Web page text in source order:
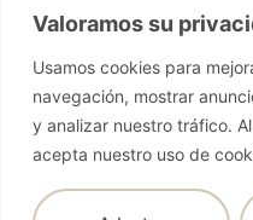
Valoramos su
Usamos cookies para
navegación, mostrar
y analizar nuestro tráfico.
acepta nuestro uso de
Momentos
Propuesta de
Gira de verano
Feria de Abril
Navidad en Sevilla